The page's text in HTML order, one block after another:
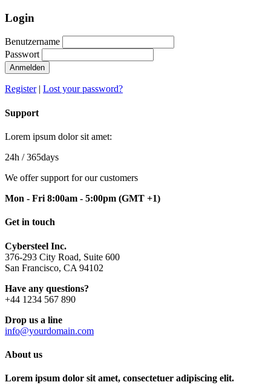
Login
Benutzername
Passwort
Anmelden
Register| Lost your password?
Support
Lorem ipsum dolor sit amet:
24h / 365days
We offer support for our customers
Mon - Fri 8:00am - 5:00pm (GMT +1)
Get in touch
Cybersteel Inc.
376-293 City Road, Suite 600
San Francisco, CA 94102
Have any questions?
+44 1234 567 890
Drop us a line
info@yourdomain.com
About us
Lorem ipsum dolor sit amet, consectetuer adipiscing elit.